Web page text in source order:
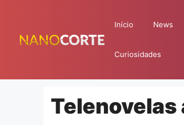
conteúdo
Início News
Curiosidades
Telenovelas